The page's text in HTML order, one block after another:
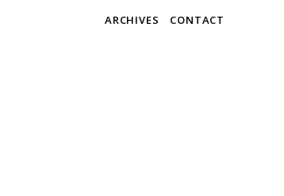
ARCHIVES CONTACT